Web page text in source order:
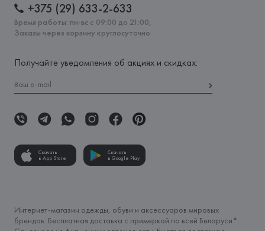
+375 (29) 633-2-633
Время работы: пн-вс с 09:00 до 21:00,
Заказы через корзину круглосуточно
Получайте уведомления об акциях и скидках:
Скачать
в App Store
Скачать
в Google Play
Интернет-магазин одежды, обуви и аксессуаров мировых
брендов. Бесплатная доставка с примеркой по всей Беларуси*.